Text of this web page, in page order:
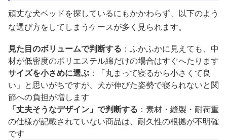
頑丈な犬ベッドを探しているにもかかわらず、以下のよう
な選び方をしてしまうケースが多く見られます。
見た目のボリュームで判断する ：ふかふかに見えても、中
材が低密度のポリエステル綿だけの場合はすぐへたります
サイズを小さめに選ぶ ：「丸まって寝るから小さくて良
い」と思いがちですが、犬が伸びた姿勢で寝られないと関
節への負担が増します
「丈夫そうなデザイン」で判断する ：素材・縫製・耐荷重
の仕様が記載されていない商品は、耐久性の根拠が不明確
です